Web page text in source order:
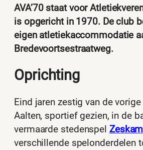
AVA’70 staat voor
is opgericht in 1970. De club
eigen atletiekaccommodatie
Bredevoortsestraatweg.
Oprichting
Eind jaren zestig van de
Aalten, sportief gezien, in de
vermaarde stedenspel
verschillende spelonderdelen